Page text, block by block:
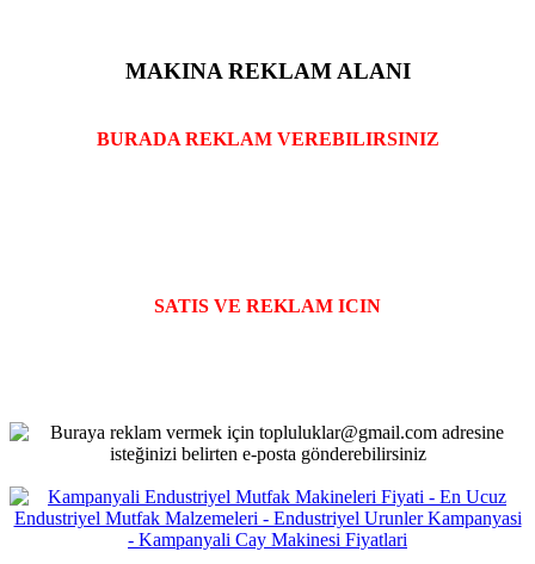
MAKINA REKLAM ALANI
BURADA REKLAM VEREBILIRSINIZ
SATIS VE REKLAM ICIN